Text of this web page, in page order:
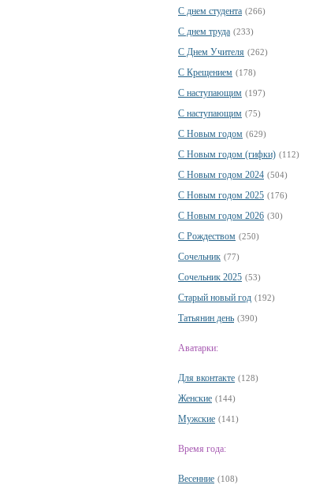
С днем студента (266)
С днем труда (233)
С Днем Учителя (262)
С Крещением (178)
С наступающим (197)
С наступающим (75)
С Новым годом (629)
С Новым годом (гифки) (112)
С Новым годом 2024 (504)
С Новым годом 2025 (176)
С Новым годом 2026 (30)
С Рождеством (250)
Сочельник (77)
Сочельник 2025 (53)
Старый новый год (192)
Татьянин день (390)
Аватарки:
Для вконтакте (128)
Женские (144)
Мужские (141)
Время года:
Весенние (108)